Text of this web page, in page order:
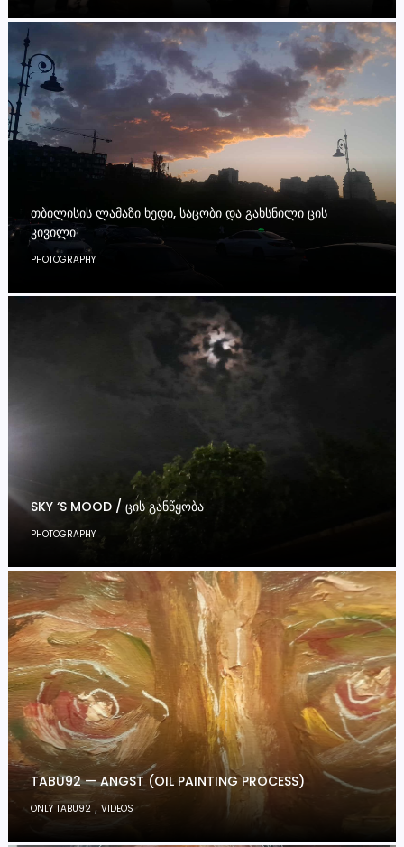
ᲗᲑᲘᲚᲘᲡᲘᲡ ᲚᲐᲛᲐᲖᲘ ᲮᲔᲓᲘ, ᲡᲐᲪᲝᲑᲘ ᲓᲐ ᲒᲐᲮᲡᲜᲘᲚᲘ ᲪᲘᲡ
ᲙᲘᲕᲘᲚᲘ
PHOTOGRAPHY
SKY ‘S MOOD / ᲪᲘᲡ ᲒᲐᲜᲬᲧᲝᲑᲐ
PHOTOGRAPHY
TABU92 — ANGST (OIL PAINTING PROCESS)
ONLY TABU92,VIDEOS